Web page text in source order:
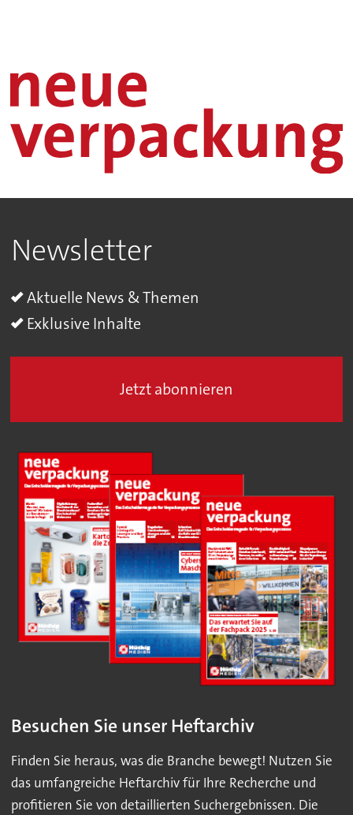
Newsletter
Aktuelle News & Themen
Exklusive Inhalte
Jetzt abonnieren
Besuchen Sie unser Heftarchiv
Finden Sie heraus, was die Branche bewegt! Nutzen Sie
das umfangreiche Heftarchiv für Ihre Recherche und
profitieren Sie von detaillierten Suchergebnissen. Die